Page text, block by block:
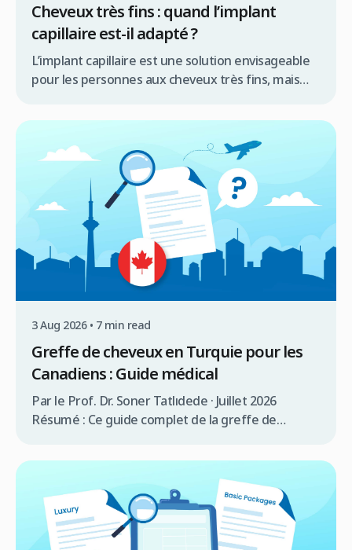
Cheveux très fins : quand l’implant
capillaire est-il adapté ?
L’implant capillaire est une solution envisageable
pour les personnes aux cheveux très fins, mais
approfondi et de plusieurs facteurs clés. Plutôt
qu’un obstacle définitif, la finesse capillaire
représente un paramètre que l’expert doit
intégrer dans la stratégie chirurgicale pour
garantir un résultat naturel et esthétique.
Résumé rapide L’implant capillaire est […]
3 Aug 2026 • 7 min read
Greffe de cheveux en Turquie pour les
Canadiens : Guide médical
Par le Prof. Dr. Soner Tatlıdede · Juillet 2026
Résumé : Ce guide complet de la greffe de
consultation médicale, la comparaison des coûts (3
000 $à 5 000$ CAD en Turquie contre 12 000 $à 20
000$ CAD au Canada), les exigences de visa (90
jours […]